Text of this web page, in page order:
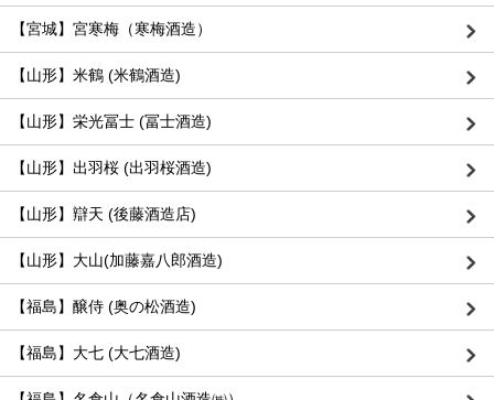
【宮城】宮寒梅（寒梅酒造）
【山形】米鶴 (米鶴酒造)
【山形】栄光冨士 (冨士酒造)
【山形】出羽桜 (出羽桜酒造)
【山形】辯天 (後藤酒造店)
【山形】大山(加藤嘉八郎酒造)
【福島】醸侍 (奥の松酒造)
【福島】大七 (大七酒造)